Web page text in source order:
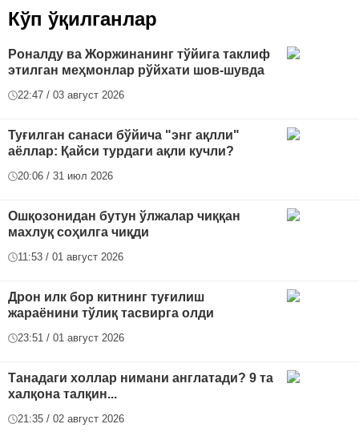
Кўп ўқилганлар
Роналду ва Жоржинанинг тўйига таклиф
этилган меҳмонлар рўйхати шов-шувда
22:47 / 03 август 2026
Туғилган санаси бўйича "энг ақлли"
аёллар: Қайси турдаги ақли кучли?
20:06 / 31 июл 2026
Ошқозонидан бутун ўлжалар чиққан
махлуқ соҳилга чиқди
11:53 / 01 август 2026
Дрон илк бор китнинг туғилиш
жараёнини тўлиқ тасвирга олди
23:51 / 01 август 2026
Танадаги холлар нимани англатади? 9 та
халқона талқин...
21:35 / 02 август 2026